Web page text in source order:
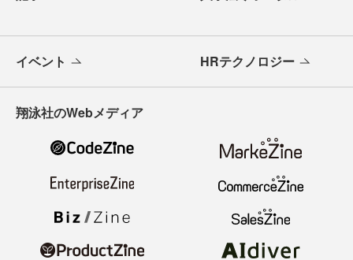
イベント HRテクノロジー
翔泳社のWebメディア